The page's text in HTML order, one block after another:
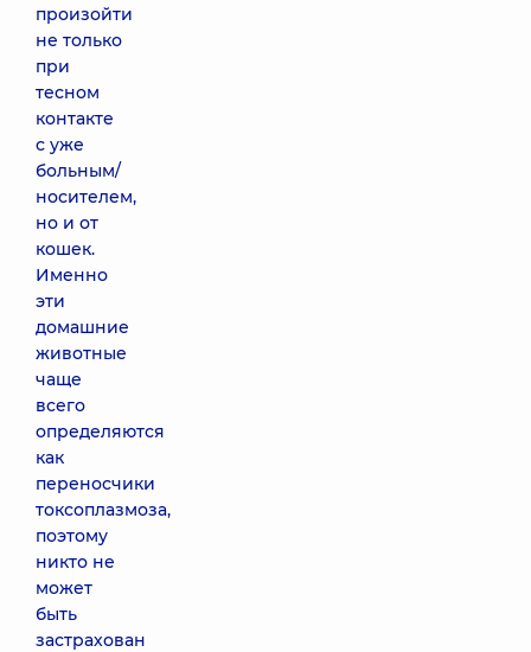
произойти
не только
при
тесном
контакте
с уже
больным/
носителем,
но и от
кошек.
Именно
эти
домашние
животные
чаще
всего
определяются
как
переносчики
токсоплазмоза,
поэтому
никто не
может
быть
застрахован